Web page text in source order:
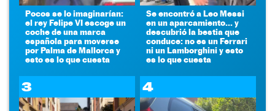
Pocos se lo imaginarían:
el rey Felipe VI escoge un
coche de una marca
española para moverse
por Palma de Mallorca y
esto es lo que cuesta
Se encontró a Leo Messi
en un aparcamiento... y
descubrió la bestia que
conduce: no es un Ferrari
ni un Lamborghini y esto
es lo que cuesta
3 4